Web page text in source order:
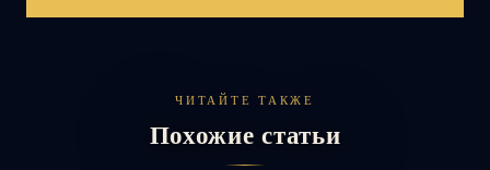
ЧИТАЙТЕ ТАКЖЕ
Похожие статьи